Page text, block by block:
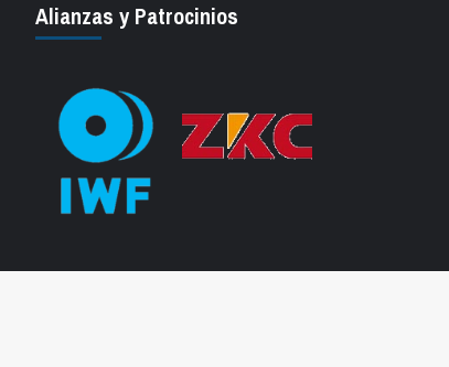
Alianzas y Patrocinios